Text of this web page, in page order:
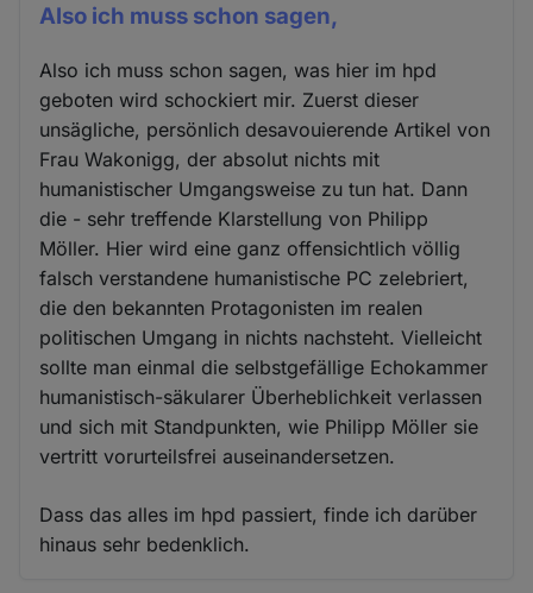
Also ich muss schon sagen,
Also ich muss schon sagen, was hier im hpd
geboten wird schockiert mir. Zuerst dieser
unsägliche, persönlich desavouierende Artikel von
Frau Wakonigg, der absolut nichts mit
humanistischer Umgangsweise zu tun hat. Dann
die - sehr treffende Klarstellung von Philipp
Möller. Hier wird eine ganz offensichtlich völlig
falsch verstandene humanistische PC zelebriert,
die den bekannten Protagonisten im realen
politischen Umgang in nichts nachsteht. Vielleicht
sollte man einmal die selbstgefällige Echokammer
humanistisch-säkularer Überheblichkeit verlassen
und sich mit Standpunkten, wie Philipp Möller sie
vertritt vorurteilsfrei auseinandersetzen.
Dass das alles im hpd passiert, finde ich darüber
hinaus sehr bedenklich.